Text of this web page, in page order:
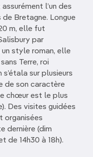
l’un des
Bretagne. Longue
m, elle fut
par
un style roman, elle
Terre, roi
sur plusieurs
de son caractère
chœur est le plus
Des visites guidées
organisées
dernière (dim
de 14h30 à 18h).